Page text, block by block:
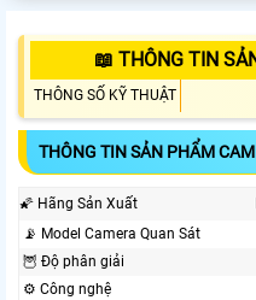
📖 THÔNG TIN
THÔNG SỐ KỸ THUẬT
THÔNG TIN SẢN PHẨM
🌠 Hãng Sản Xuất
📡 Model Camera Quan Sát
🦉 Độ phân giải
⚙ Công nghệ